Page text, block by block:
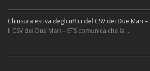
Chiusura estiva degli uffici del CSV dei Due Mari –
Il CSV dei Due Mari – ETS comunica che la …